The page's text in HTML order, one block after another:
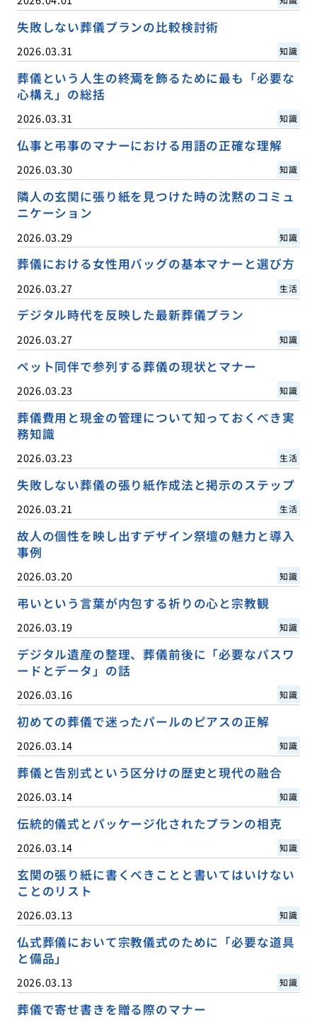
失敗しない葬儀プランの比較検討術
2026.03.31 知識
葬儀という人生の終焉を飾るために最も「必要な
心構え」の総括
2026.03.31 知識
仏事と弔事のマナーにおける用語の正確な理解
2026.03.30 知識
隣人の玄関に張り紙を見つけた時の沈黙のコミュ
ニケーション
2026.03.29 知識
葬儀における女性用バッグの基本マナーと選び方
2026.03.27 生活
デジタル時代を反映した最新葬儀プラン
2026.03.27 知識
ペット同伴で参列する葬儀の現状とマナー
2026.03.23 知識
葬儀費用と現金の管理について知っておくべき実
務知識
2026.03.23 生活
失敗しない葬儀の張り紙作成法と掲示のステップ
2026.03.21 生活
故人の個性を映し出すデザイン祭壇の魅力と導入
事例
2026.03.20 知識
弔いという言葉が内包する祈りの心と宗教観
2026.03.19 知識
デジタル遺産の整理、葬儀前後に「必要なパスワ
ードとデータ」の話
2026.03.16 知識
初めての葬儀で迷ったパールのピアスの正解
2026.03.14 知識
葬儀と告別式という区分けの歴史と現代の融合
2026.03.14 知識
伝統的儀式とパッケージ化されたプランの相克
2026.03.14 知識
玄関の張り紙に書くべきことと書いてはいけない
ことのリスト
2026.03.13 知識
仏式葬儀において宗教儀式のために「必要な道具
と備品」
2026.03.13 知識
葬儀で寄せ書きを贈る際のマナー